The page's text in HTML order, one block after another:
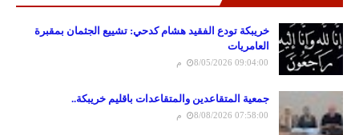
خريبكة تودع الفقيد هشام كدحي: تشييع الجثمان بمقبرة
العامريات
8/05/2026 09:04:00 م
جمعية المتقاعدين والمتقاعدات باقليم خريبكة..
8/08/2026 07:58:00 م